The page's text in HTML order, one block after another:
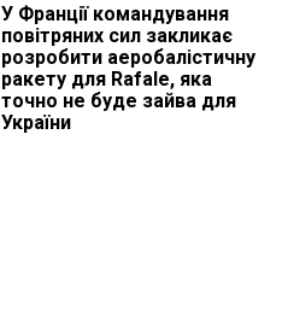
У Франції командування
повітряних сил закликає
розробити аеробалістичну
ракету для Rafale, яка
точно не буде зайва для
України